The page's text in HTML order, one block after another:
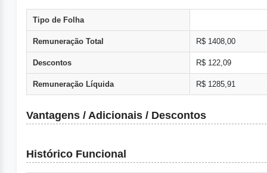
Tipo de Folha
Remuneração Total R$ 1408,00
Descontos R$ 122,09
Remuneração Líquida R$ 1285,91
Vantagens / Adicionais / Descontos
Histórico Funcional